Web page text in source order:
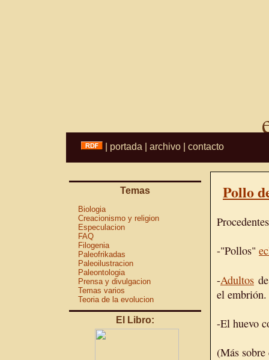
portada archivo contacto
Temas
Biologia
Creacionismo y religion
Especulacion
FAQ
Filogenia
Paleofrikadas
Paleoilustracion
Paleontologia
Prensa y divulgacion
Temas varios
Teoria de la evolucion
El Libro:
Pollo
-"Pollos"
-Adultos
el embrión.
-El huevo
(Más